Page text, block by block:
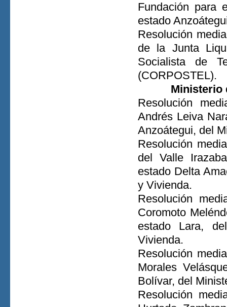
Fundación para
estado
Resolución
de la Junta
Socialista de
(CORPOSTEL).
Ministerio
Resolución
Andrés Leiva
Anzoátegui, del
Resolución
del Valle
estado Delta
y Vivienda.
Resolución
Coromoto
estado Lara,
Vivienda.
Resolución
Morales
Bolívar, del
Resolución